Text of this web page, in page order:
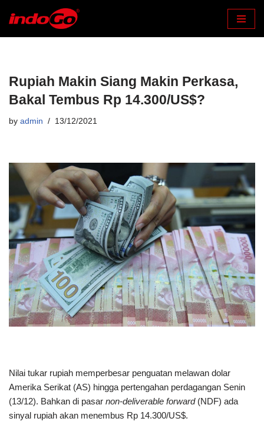
Rupiah Makin Siang Makin Perkasa,
Bakal Tembus Rp 14.300/US$?
by admin 13/12/2021
Nilai tukar rupiah memperbesar penguatan melawan dolar
Amerika Serikat (AS) hingga pertengahan perdagangan Senin
(13/12). Bahkan di pasar non-deliverable forward(NDF) ada
sinyal rupiah akan menembus Rp 14.300/US$.